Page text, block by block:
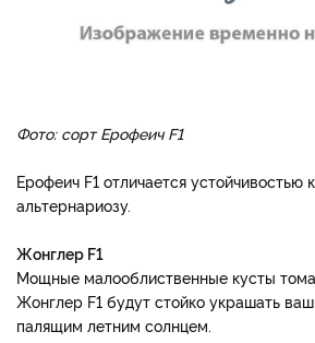
Фото: сорт Ерофеич F1
Ерофеич F1 отличается
альтернариозу.
Жонглер F1
Мощные малооблиственные кусты
Жонглер F1 будут стойко украшать
палящим летним солнцем.